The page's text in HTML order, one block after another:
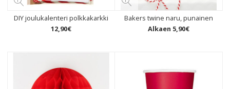
DIY joulukalenteri polkkakarkki
12,90€
Bakers twine naru, punainen
Alkaen 5,90€